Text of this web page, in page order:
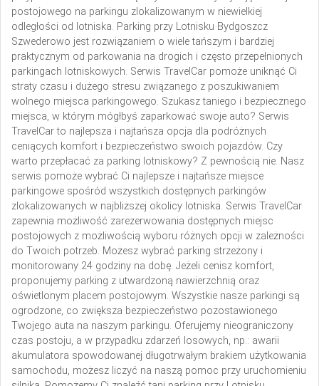
postojowego na parkingu zlokalizowanym w niewielkiej
odległości od lotniska. Parking przy Lotnisku Bydgoszcz
Szwederowo jest rozwiązaniem o wiele tańszym i bardziej
praktycznym od parkowania na drogich i często przepełnionych
parkingach lotniskowych. Serwis TravelCar pomoże uniknąć Ci
straty czasu i dużego stresu związanego z poszukiwaniem
wolnego miejsca parkingowego. Szukasz taniego i bezpiecznego
miejsca, w którym mógłbyś zaparkować swoje auto? Serwis
TravelCar to najlepsza i najtańsza opcja dla podróżnych
ceniących komfort i bezpieczeństwo swoich pojazdów. Czy
warto przepłacać za parking lotniskowy? Z pewnością nie. Nasz
serwis pomoże wybrać Ci najlepsze i najtańsze miejsce
parkingowe spośród wszystkich dostępnych parkingów
zlokalizowanych w najbliższej okolicy lotniska. Serwis TravelCar
zapewnia możliwość zarezerwowania dostępnych miejsc
postojowych z możliwością wyboru różnych opcji w zależności
do Twoich potrzeb. Możesz wybrać parking strzeżony i
monitorowany 24 godziny na dobę. Jeżeli cenisz komfort,
proponujemy parking z utwardzoną nawierzchnią oraz
oświetlonym placem postojowym. Wszystkie nasze parkingi są
ogrodzone, co zwiększa bezpieczeństwo pozostawionego
Twojego auta na naszym parkingu. Oferujemy nieograniczony
czas postoju, a w przypadku zdarzeń losowych, np.: awarii
akumulatora spowodowanej długotrwałym brakiem użytkowania
samochodu, możesz liczyć na naszą pomoc przy uruchomieniu